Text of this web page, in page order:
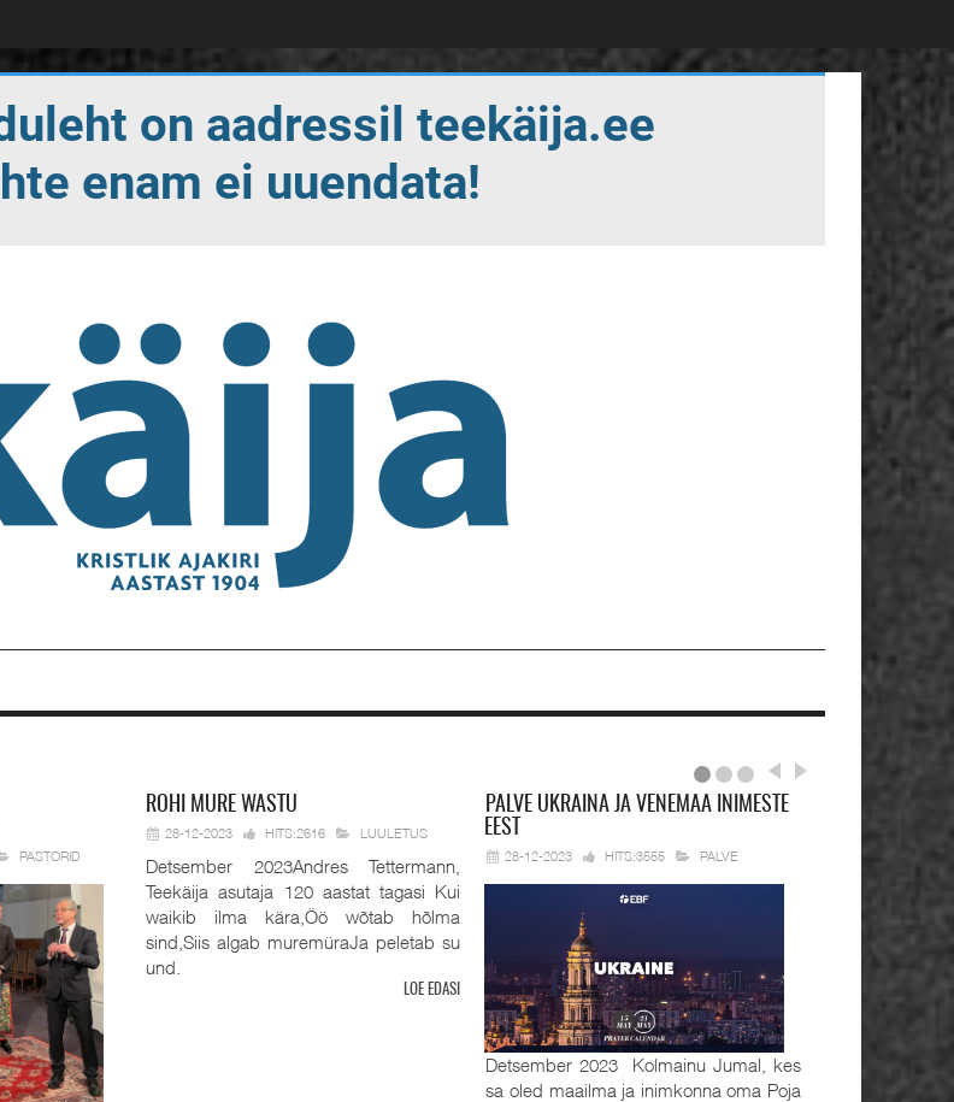
PASTORID
ROHI MURE WASTU
28-12-2023 HITS:2616 LUULETUS
Detsember 2023Andres Tettermann,
Teekäija asutaja 120 aastat tagasi Kui
waikib ilma kära,Öö wõtab hõlma
sind,Siis algab muremüraJa peletab su
und.
LOE EDASI
PALVE UKRAINA JA VENEMAA INIMESTE
EEST
28-12-2023 HITS:3555 PALVE
Detsember 2023 Kolmainu Jumal, kes
sa oled maailma ja inimkonna oma Poja